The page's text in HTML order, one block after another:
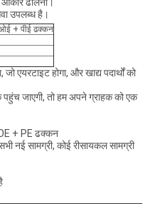
आकार ढालना।
उपलब्ध है।
+ पीई ढक्कन
जो एयरटाइट होगा, और खाद्य पदार्थों को
जाएगी, तो हम अपने ग्राहक को एक
+ PE ढक्कन
नई सामग्री, कोई रीसायकल सामग्री